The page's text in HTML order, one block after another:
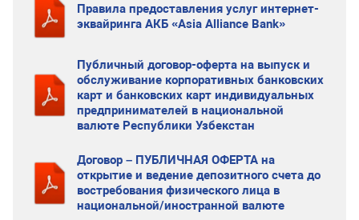
Правила предоставления услуг интернет-
эквайринга АКБ «Asia Alliance Bank»
Публичный договор-оферта на выпуск и
обслуживание корпоративных банковских
карт и банковских карт индивидуальных
предпринимателей в национальной
валюте Республики Узбекстан
Договор – ПУБЛИЧНАЯ ОФЕРТА на
открытие и ведение депозитного счета до
востребования физического лица в
национальной/иностранной валюте